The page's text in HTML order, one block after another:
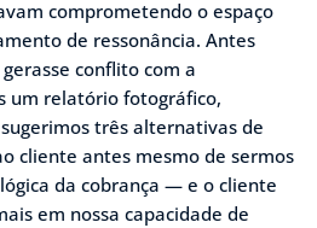
comprometendo o espaço
de ressonância. Antes
conflito com a
um relatório fotográfico,
três alternativas de
cliente antes mesmo de sermos
da cobrança — e o cliente
em nossa capacidade de